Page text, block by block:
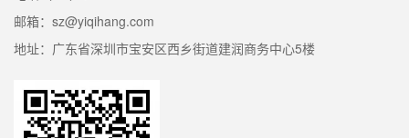
邮箱：sz@yiqihang.com
地址：广东省深圳市宝安区西乡街道建润商务中心5楼